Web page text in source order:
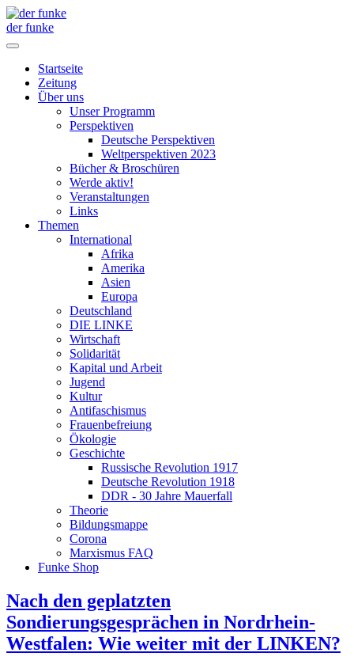
der funke
Startseite
Zeitung
Über uns
Unser Programm
Perspektiven
Deutsche Perspektiven
Weltperspektiven 2023
Bücher & Broschüren
Werde aktiv!
Veranstaltungen
Links
Themen
International
Afrika
Amerika
Asien
Europa
Deutschland
DIE LINKE
Wirtschaft
Solidarität
Kapital und Arbeit
Jugend
Kultur
Antifaschismus
Frauenbefreiung
Ökologie
Geschichte
Russische Revolution 1917
Deutsche Revolution 1918
DDR - 30 Jahre Mauerfall
Theorie
Bildungsmappe
Corona
Marxismus FAQ
Funke Shop
Nach den geplatzten
Sondierungsgesprächen in Nordrhein-
Westfalen: Wie weiter mit der LINKEN?